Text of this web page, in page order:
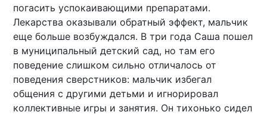
погасить успокаивающими препаратами.
Лекарства оказывали обратный эффект, мальчик
еще больше возбуждался. В три года Саша пошел
в муниципальный детский сад, но там его
поведение слишком сильно отличалось от
поведения сверстников: мальчик избегал
общения с другими детьми и игнорировал
коллективные игры и занятия. Он тихонько сидел